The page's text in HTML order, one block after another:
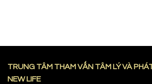
TRUNG TÂM THAM VẤN TÂM LÝ VÀ
NEW LIFE